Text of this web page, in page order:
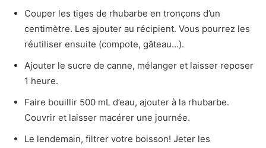
Couper les tiges de rhubarbe en tronçons d’un
centimètre. Les ajouter au récipient. Vous pourrez les
réutiliser ensuite (compote, gâteau…).
Ajouter le sucre de canne, mélanger et laisser reposer
1 heure.
Faire bouillir 500 mL d’eau, ajouter à la rhubarbe.
Couvrir et laisser macérer une journée.
Le lendemain, filtrer votre boisson! Jeter les